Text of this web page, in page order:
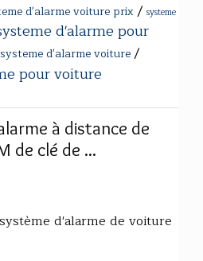
d'alarme voiture prix/ systeme
d'alarme pour
d'alarme voiture/
pour voiture
à distance de
de clé de ...
d'alarme de voiture